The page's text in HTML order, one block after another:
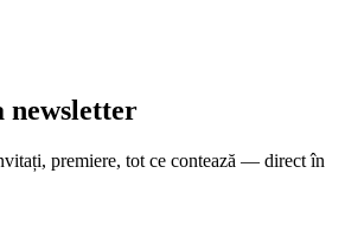
newsletter
premiere, tot ce contează — direct în